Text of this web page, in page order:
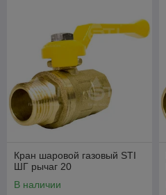
Кран шаровой газовый STI
ШГ рычаг 20
В наличии